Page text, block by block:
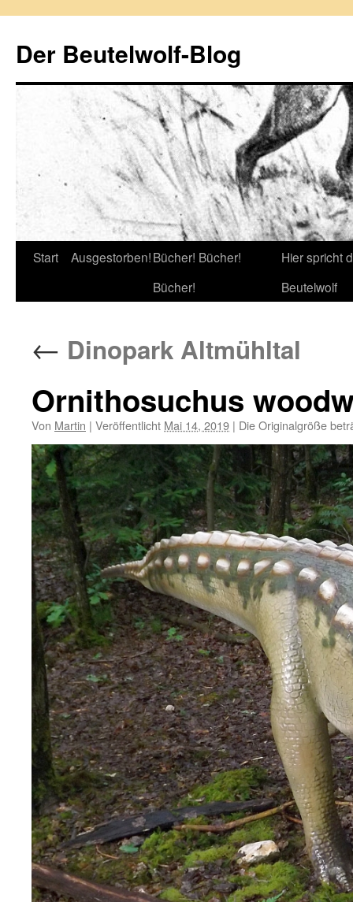
springen
Der Beutelwolf-Blog
Start Ausgestorben!Bücher! Bücher!
Bücher!
Hier spricht
Beutelwolf
← Dinopark Altmühltal
Ornithosuchus
Von Martin | Veröffentlicht Mai 14, 2019 | Die Originalgröße